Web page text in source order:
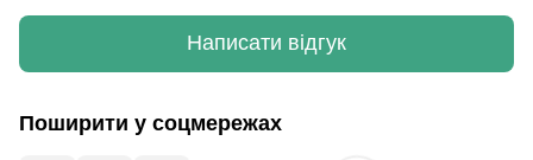
Написати відгук
Поширити у соцмережах